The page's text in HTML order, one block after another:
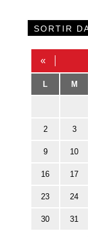
SORTIR
«
L M
2 3
9 10
16 17
23 24
30 31